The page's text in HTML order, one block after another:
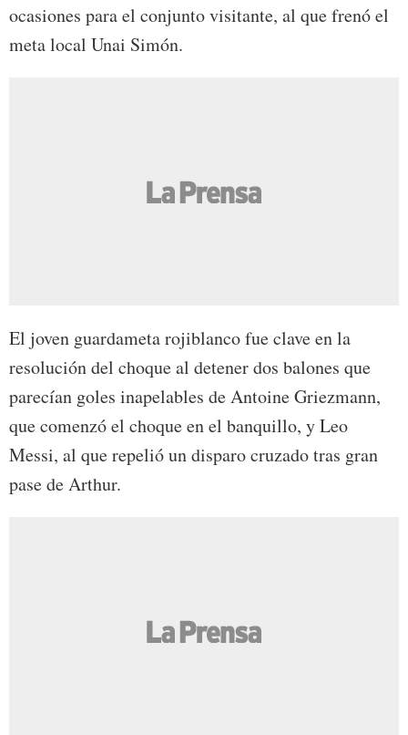
ocasiones para el conjunto visitante, al que frenó el
meta local Unai Simón.
El joven guardameta rojiblanco fue clave en la
resolución del choque al detener dos balones que
parecían goles inapelables de Antoine Griezmann,
que comenzó el choque en el banquillo, y Leo
Messi, al que repelió un disparo cruzado tras gran
pase de Arthur.